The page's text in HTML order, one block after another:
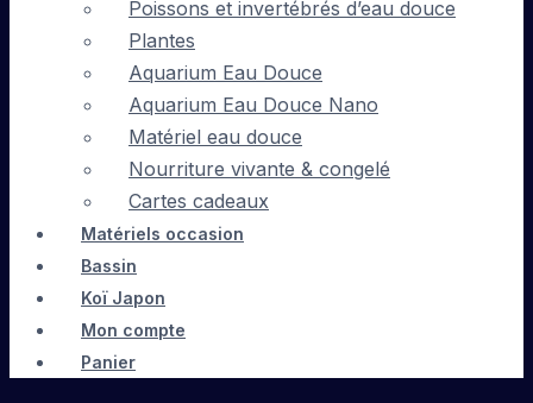
Poissons et invertébrés d’eau douce
Plantes
Aquarium Eau Douce
Aquarium Eau Douce Nano
Matériel eau douce
Nourriture vivante & congelé
Cartes cadeaux
Matériels occasion
Bassin
Koï Japon
Mon compte
Panier